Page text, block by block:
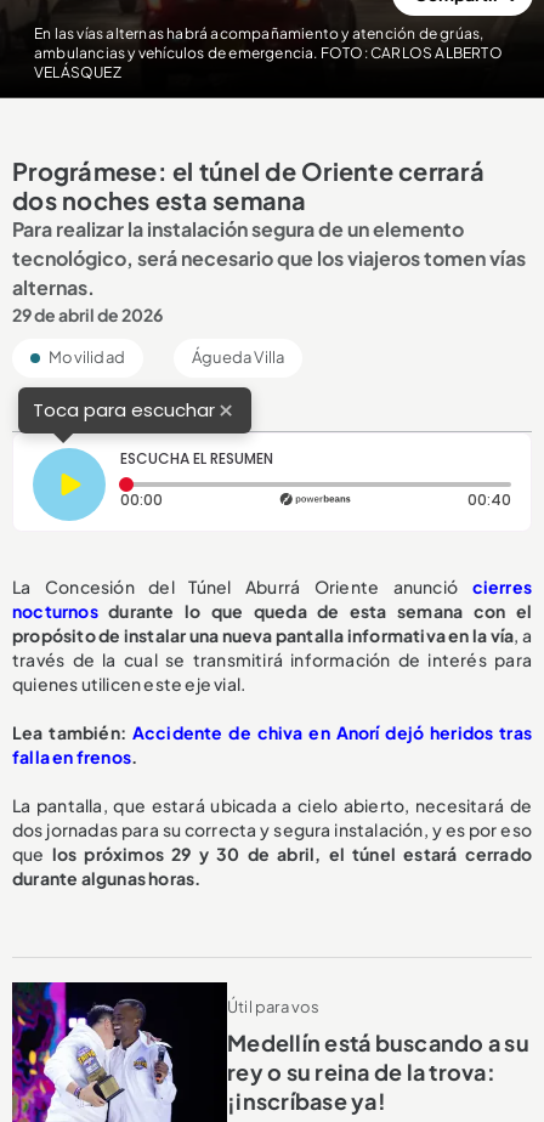
En las vías alternas habrá acompañamiento y atención de grúas,
ambulancias y vehículos de emergencia. FOTO: CARLOS ALBERTO
VELÁSQUEZ
Prográmese: el túnel de Oriente cerrará
dos noches esta semana
Para realizar la instalación segura de un elemento
tecnológico, será necesario que los viajeros tomen vías
alternas.
29 de abril de 2026
Movilidad Águeda Villa
Toca para escuchar×
ESCUCHA EL RESUMEN
00:00 Tiempo transcurrido: 0 segundos 00:40
La Concesión del Túnel Aburrá Oriente anunció cierres
nocturnosdurante lo que queda de esta semana con el
propósito de instalar una nueva pantalla informativa en la vía, a
través de la cual se transmitirá información de interés para
quienes utilicen este eje vial.
Lea también: Accidente de chiva en Anorí dejó heridos tras
falla en frenos.
La pantalla, que estará ubicada a cielo abierto, necesitará de
dos jornadas para su correcta y segura instalación, y es por eso
que los próximos 29 y 30 de abril, el túnel estará cerrado
durante algunas horas.
Útil para vos
Medellín está buscando a su
rey o su reina de la trova:
¡inscríbase ya!